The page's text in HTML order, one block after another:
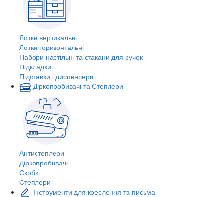
Лотки вертикальні
Лотки горизонтальні
Набори настільні та стакани для ручок
Підкладки
Підставки і диспенсери
Діркопробивачі та Степлери
Антистеплери
Діркопробивачі
Скоби
Степлери
Інструменти для креслення та письма